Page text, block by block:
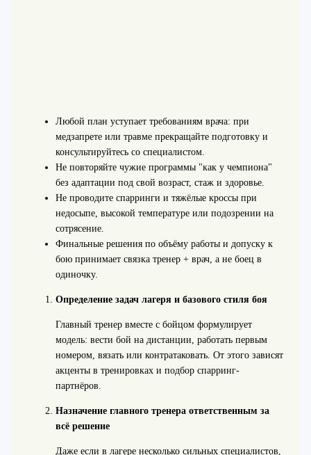
Любой план уступает требованиям врача: при
медзапрете или травме прекращайте подготовку и
консультируйтесь со специалистом.
Не повторяйте чужие программы "как у чемпиона"
без адаптации под свой возраст, стаж и здоровье.
Не проводите спарринги и тяжёлые кроссы при
недосыпе, высокой температуре или подозрении на
сотрясение.
Финальные решения по объёму работы и допуску к
бою принимает связка тренер + врач, а не боец в
одиночку.
Определение задач лагеря и базового стиля боя
Главный тренер вместе с бойцом формулирует
модель: вести бой на дистанции, работать первым
номером, вязать или контратаковать. От этого зависят
акценты в тренировках и подбор спарринг-
партнёров.
Назначение главного тренера ответственным за
всё решение
Даже если в лагере несколько сильных специалистов,